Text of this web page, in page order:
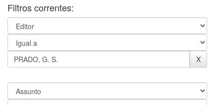
Filtros correntes: